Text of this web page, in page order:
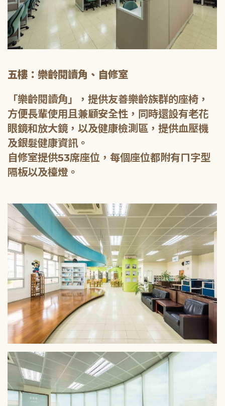
五樓：樂齡閱讀角、自修室
「樂齡閱讀角」，提供友善樂齡族群的座椅，
方便長輩使用且兼顧安全性，同時還設有老花
眼鏡和放大鏡，以及健康檢測區，提供血壓機
及銀髮健康資訊。
自修室提供53席座位，每個座位都附有ㄇ字型